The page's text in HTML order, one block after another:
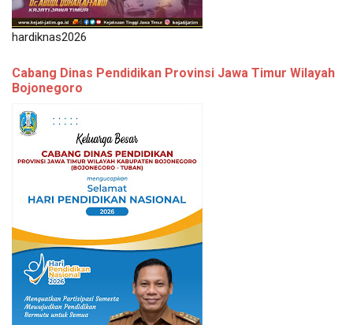
hardiknas2026
Cabang Dinas Pendidikan Provinsi Jawa Timur Wilayah
Bojonegoro